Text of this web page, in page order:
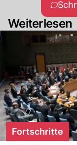
Weiterlesen
Fortschritte